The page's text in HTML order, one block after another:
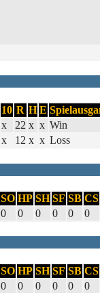
10 R H E
x 22 x x Win
x 12 x x Loss
SO HP SH SF SB CS
0 0 0 0 0 0
SO HP SH SF SB CS
0 0 0 0 0 0